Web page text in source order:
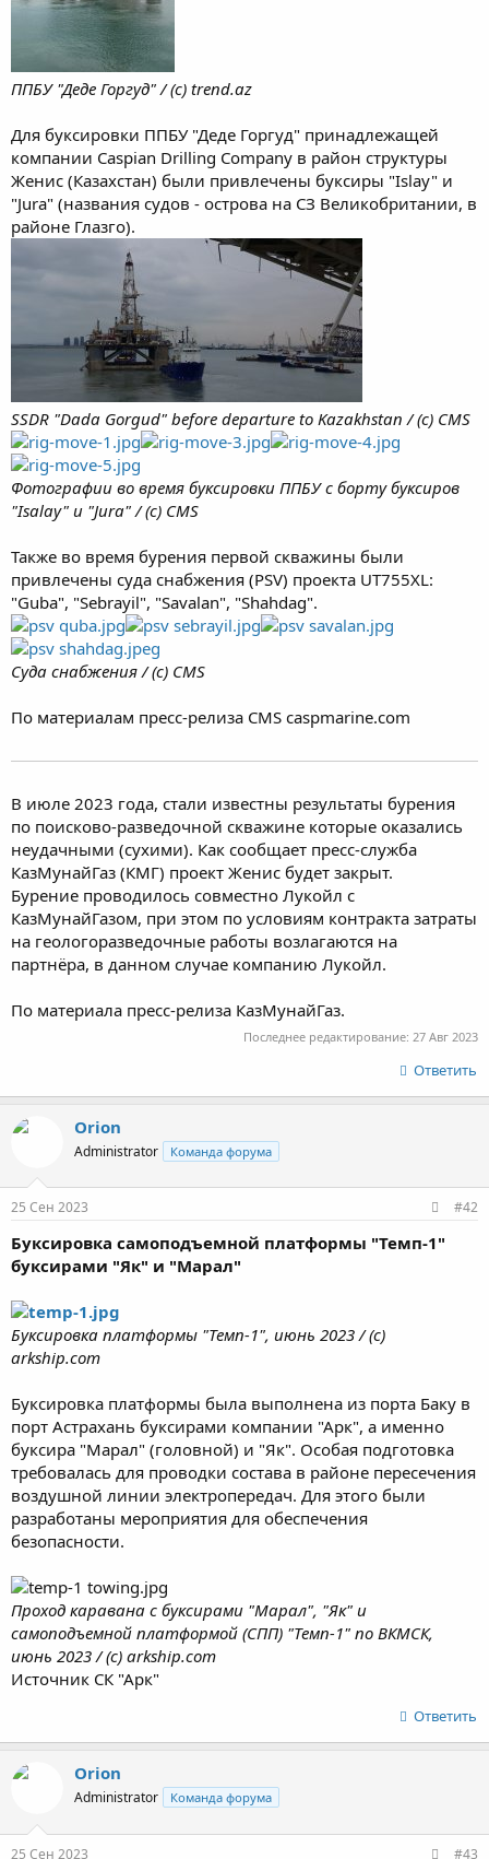
ППБУ "Деде Горгуд" / (с) trend.az
Для буксировки ППБУ "Деде Горгуд" принадлежащей
компании Caspian Drilling Company в район структуры
Женис (Казахстан) были привлечены буксиры "Islay" и
"Jura" (названия судов - острова на СЗ Великобритании, в
районе Глазго).
SSDR "Dada Gorgud" before departure to Kazakhstan / (c) CMS
Фотографии во время буксировки ППБУ с борту буксиров
"Isalay" и "Jura" / (с) CMS
Также во время бурения первой скважины были
привлечены суда снабжения (PSV) проекта UT755XL:
"Guba", "Sebrayil", "Savalan", "Shahdag".
Суда снабжения / (с) CMS
По материалам пресс-релиза CMS caspmarine.com
В июле 2023 года, стали известны результаты бурения
по поисково-разведочной скважине которые оказались
неудачными (сухими). Как сообщает пресс-служба
КазМунайГаз (КМГ) проект Женис будет закрыт.
Бурение проводилось совместно Лукойл с
КазМунайГазом, при этом по условиям контракта затраты
на геологоразведочные работы возлагаются на
партнёра, в данном случае компанию Лукойл.
По материала пресс-релиза КазМунайГаз.
Последнее редактирование: 27 Авг 2023
Ответить
Orion
Administrator Команда форума
25 Сен 2023 #42
Буксировка самоподъемной платформы "Темп-1"
буксирами "Як" и "Марал"
Буксировка платформы "Темп-1", июнь 2023 / (с)
arkship.com
Буксировка платформы была выполнена из порта Баку в
порт Астрахань буксирами компании "Арк", а именно
буксира "Марал" (головной) и "Як". Особая подготовка
требовалась для проводки состава в районе пересечения
воздушной линии электропередач. Для этого были
разработаны мероприятия для обеспечения
безопасности.
Проход каравана с буксирами "Марал", "Як" и
самоподъемной платформой (СПП) "Темп-1" по ВКМСК,
июнь 2023 / (с) arkship.com
Источник СК "Арк"
Ответить
Orion
Administrator Команда форума
25 Сен 2023 #43